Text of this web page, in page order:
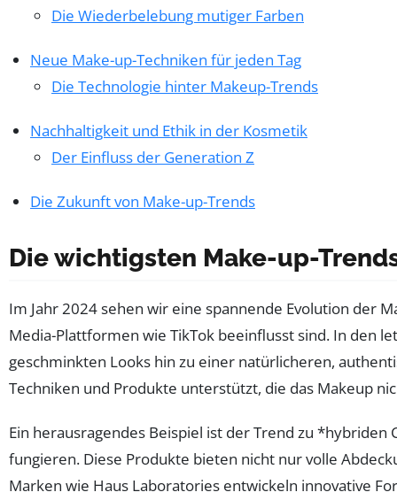
Die Wiederbelebung mutiger Farben
Neue Make-up-Techniken für jeden Tag
Die Technologie hinter Makeup-Trends
Nachhaltigkeit und Ethik in der Kosmetik
Der Einfluss der Generation Z
Die Zukunft von Make-up-Trends
Die wichtigsten Make-up-
Im Jahr 2024 sehen wir eine spannende Evolution der
Media-Plattformen wie TikTok beeinflusst sind. In den
geschminkten Looks hin zu einer natürlicheren,
Techniken und Produkte unterstützt, die das Makeup
Ein herausragendes Beispiel ist der Trend zu
fungieren. Diese Produkte bieten nicht nur volle
Marken wie Haus Laboratories entwickeln innovative